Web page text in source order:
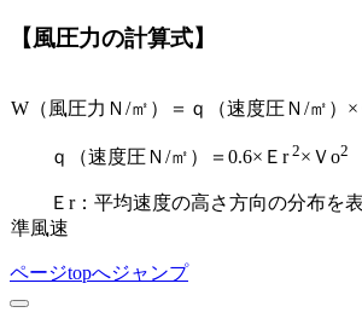
【風圧力の計算式】
W（風圧力Ｎ/㎡）＝ｑ（速度圧Ｎ/㎡）×
ｑ（速度圧Ｎ/㎡）＝0.6×Ｅr2×Ｖo2
Ｅr：平均速度の高さ方向の分布
準風速
ページtopへジャンプ